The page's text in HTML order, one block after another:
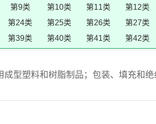
第9类 第10类 第11类 第12类
第24类 第25类 第26类 第27类
第39类 第40类 第41类 第42类
型塑料和树脂制品；包装、填充和